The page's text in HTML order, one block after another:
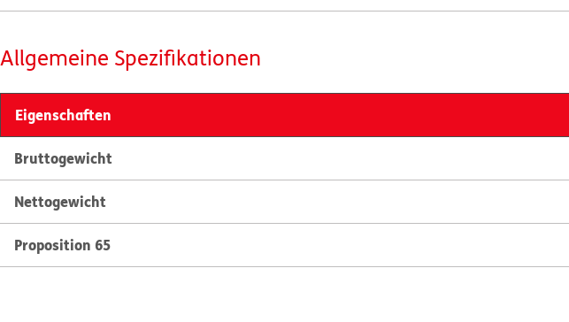
Allgemeine Spezifikationen
Eigenschaften
Bruttogewicht
Nettogewicht
Proposition 65